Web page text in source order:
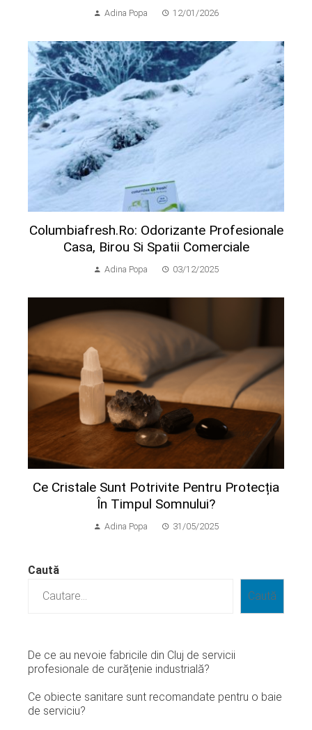
Adina Popa 12/01/2026
Columbiafresh.ro: Odorizante Profesionale
Casa, Birou Si Spatii Comerciale
Adina Popa 03/12/2025
Ce Cristale Sunt Potrivite Pentru Protecția
În Timpul Somnului?
Adina Popa 31/05/2025
Caută
Caută
De ce au nevoie fabricile din Cluj de servicii
profesionale de curățenie industrială?
Ce obiecte sanitare sunt recomandate pentru o baie
de serviciu?